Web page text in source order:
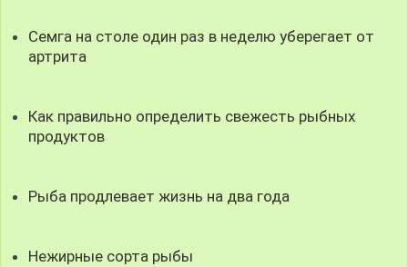
Семга на столе один раз в неделю уберегает от
артрита
Как правильно определить свежесть рыбных
продуктов
Рыба продлевает жизнь на два года
Нежирные сорта рыбы